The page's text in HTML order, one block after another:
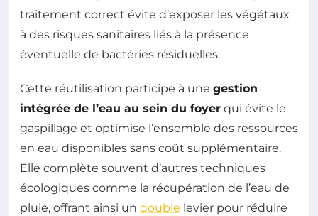
traitement correct évite d’exposer les végétaux
à des risques sanitaires liés à la présence
éventuelle de bactéries résiduelles.
Cette réutilisation participe à une gestion
intégrée de l’eau au sein du foyer qui évite le
gaspillage et optimise l’ensemble des ressources
en eau disponibles sans coût supplémentaire.
Elle complète souvent d’autres techniques
écologiques comme la récupération de l’eau de
pluie, offrant ainsi un double levier pour réduire